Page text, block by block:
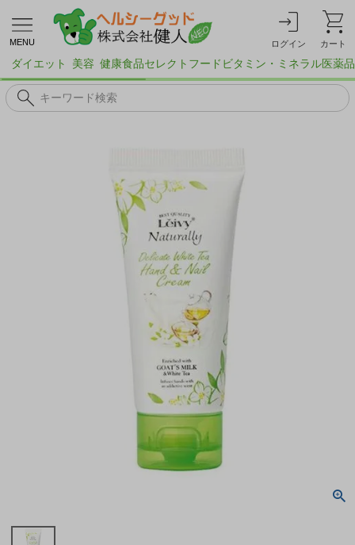
MENU ログイン カート
ダイエット 美容 健康食品セレクトフード ビタミン・ミネラル医薬品